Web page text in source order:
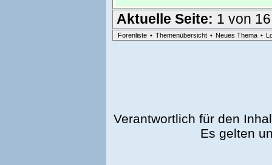
Aktuelle Seite: 1 von 16
Forenliste • Themenübersicht • Neues Thema •
Verantwortlich für den
Es gelten